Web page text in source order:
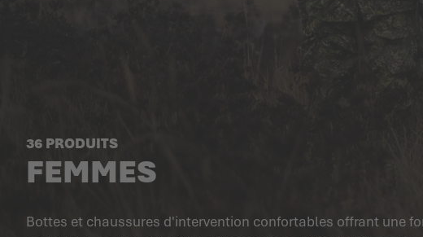
FEMMES
36 PRODUITS
Bottes et chaussures d'intervention confortables offrant une